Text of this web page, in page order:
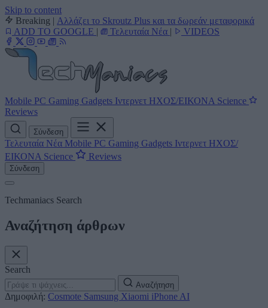
Skip to content
Breaking | Αλλάζει το Skroutz Plus και τα δωρεάν μεταφορικά
ADD TO GOOGLE | Τελευταία Νέα | VIDEOS
Mobile PC Gaming Gadgets Ιντερνετ ΗΧΟΣ/ΕΙΚΟΝΑ Science
Reviews
Σύνδεση
Τελευταία Νέα Mobile PC Gaming Gadgets Ιντερνετ ΗΧΟΣ/
ΕΙΚΟΝΑ Science Reviews
Σύνδεση
Techmaniacs Search
Αναζήτηση άρθρων
Search
Αναζήτηση
Δημοφιλή: Cosmote Samsung Xiaomi iPhone AI